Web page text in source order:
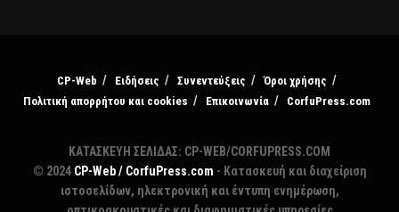
CP-Web Ειδήσεις Συνεντεύξεις
Όροι χρήσης
Πολιτική απορρήτου και cookies
Επικοινωνία CorfuPress.com
ΚΑΤΑΣΚΕΥΗ ΣΕΛΙΔΑΣ: CP-WEB/CORFUPRESS.COM
© 2024 CP-Web / CorfuPress.com - Κατασκευή και διαχείριση
ιστοσελίδων, ηλεκτρονική και έντυπη ενημέρωση,